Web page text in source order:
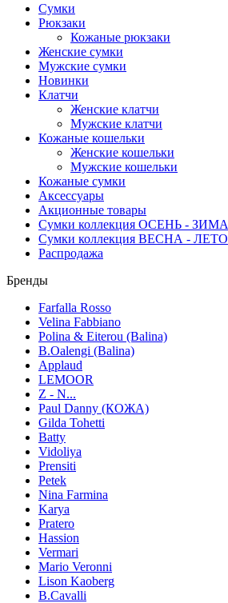
Сумки
Рюкзаки
Кожаные рюкзаки
Женские сумки
Мужские сумки
Новинки
Клатчи
Женские клатчи
Мужские клатчи
Кожаные кошельки
Женские кошельки
Мужские кошельки
Кожаные сумки
Аксессуары
Акционные товары
Сумки коллекция ОСЕНЬ - ЗИМА
Сумки коллекция ВЕСНА - ЛЕТО
Распродажа
Бренды
Farfalla Rosso
Velina Fabbiano
Polina & Eiterou (Balina)
B.Oalengi (Balina)
Applaud
LEMOOR
Z - N...
Paul Danny (КОЖА)
Gilda Tohetti
Batty
Vidoliya
Prensiti
Petek
Nina Farmina
Karya
Pratero
Hassion
Vermari
Mario Veronni
Lison Kaoberg
B.Cavalli